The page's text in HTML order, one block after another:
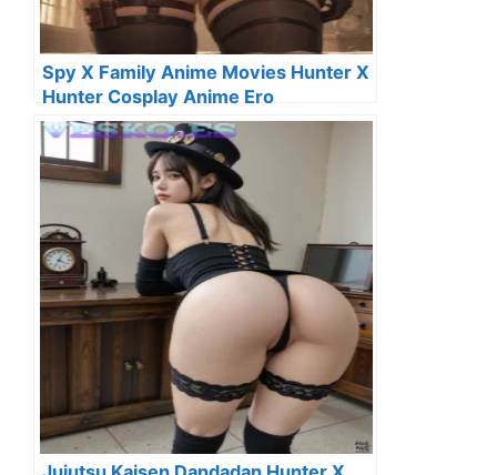
Spy X Family Anime Movies Hunter X
Hunter Cosplay Anime Ero